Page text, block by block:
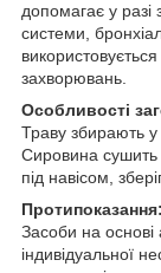
допомагає у
системи,
захворювань.
Особливості
Траву збирають у
Сировина
під навісом,
Протипоказання:
Засоби на основі
індивідуальної